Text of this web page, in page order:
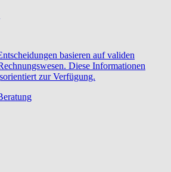
basieren auf validen
Diese Informationen
zur Verfügung.